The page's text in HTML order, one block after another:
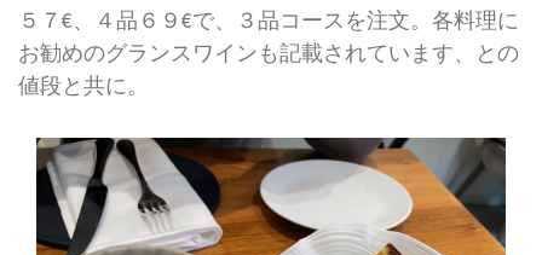
５７€、４品６９€で、３品コースを注文。各料理に
お勧めのグランスワインも記載されています、との
値段と共に。